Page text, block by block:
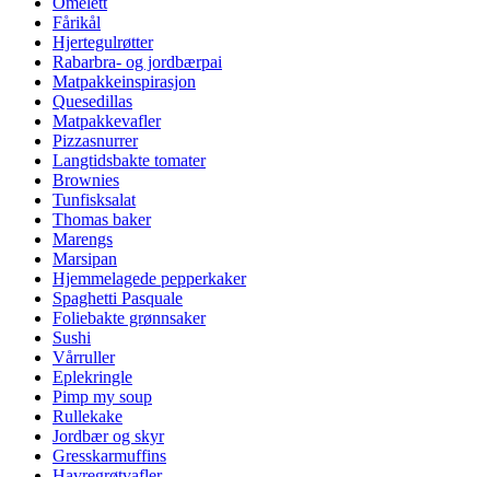
Fårikål
Hjertegulrøtter
Rabarbra- og jordbærpai
Matpakkeinspirasjon
Quesedillas
Matpakkevafler
Pizzasnurrer
Langtidsbakte tomater
Brownies
Tunfisksalat
Thomas baker
Marengs
Marsipan
Hjemmelagede pepperkaker
Spaghetti Pasquale
Foliebakte grønnsaker
Sushi
Vårruller
Eplekringle
Pimp my soup
Rullekake
Jordbær og skyr
Gresskarmuffins